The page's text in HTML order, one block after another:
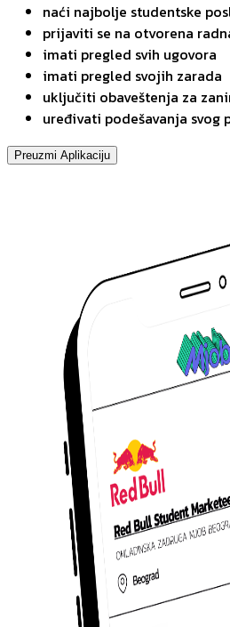
naći najbolje studentske
prijaviti se na otvorena
imati pregled svih ugovora
imati pregled svojih zarada
uključiti obaveštenja za
uređivati podešavanja svog
Preuzmi Aplikaciju